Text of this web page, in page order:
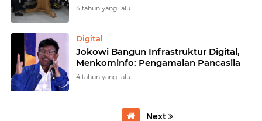
4 tahun yang lalu
Digital
Jokowi Bangun Infrastruktur Digital,
Menkominfo: Pengamalan Pancasila
4 tahun yang lalu
Next